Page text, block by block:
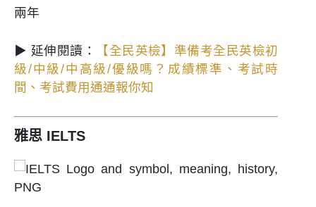
兩年
▶ 延伸閱讀：
【全民英檢】準備考全民英檢初
級/中級/中高級/優級嗎？成績標準、考試時
間、考試費用通通報你知
雅思 IELTS